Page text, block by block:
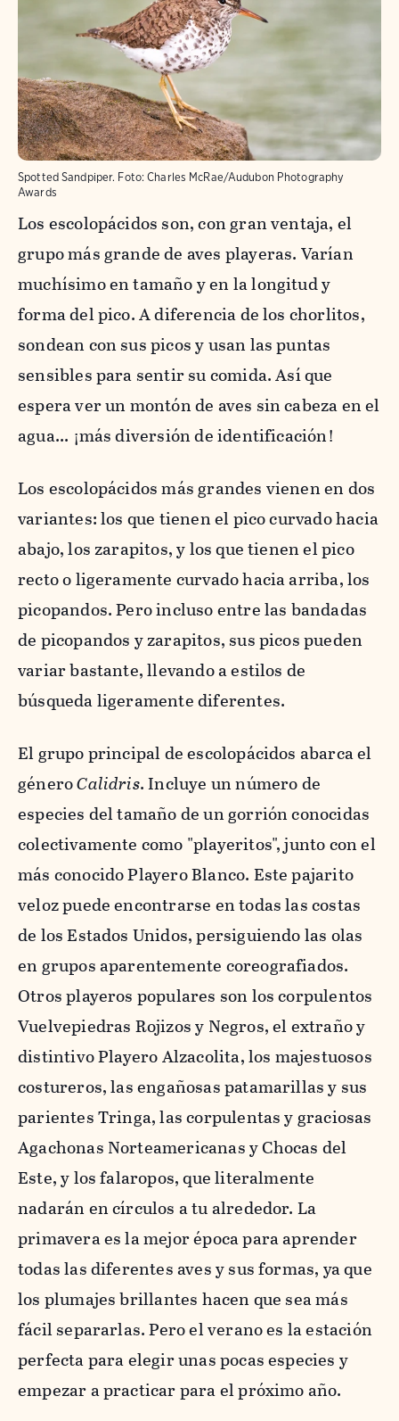
Spotted Sandpiper. Foto: Charles McRae/Audubon Photography
Awards
Los escolopácidos son, con gran ventaja, el
grupo más grande de aves playeras. Varían
muchísimo en tamaño y en la longitud y
forma del pico. A diferencia de los chorlitos,
sondean con sus picos y usan las puntas
sensibles para sentir su comida. Así que
espera ver un montón de aves sin cabeza en el
agua... ¡más diversión de identificación!
Los escolopácidosmás grandes vienen en dos
variantes: los que tienen el pico curvado hacia
abajo, los zarapitos, y los que tienen el pico
recto o ligeramente curvado hacia arriba, los
picopandos. Pero incluso entre las bandadas
de picopandos y zarapitos, sus picos pueden
variar bastante, llevando a estilos de
búsqueda ligeramente diferentes.
El grupo principal deescolopácidos abarca el
géneroCalidris. Incluye un número de
especies del tamaño de un gorrión conocidas
colectivamente como "playeritos", junto con el
más conocido Playero Blanco. Este pajarito
veloz puede encontrarse en todas las costas
de los Estados Unidos, persiguiendo las olas
en grupos aparentemente coreografiados.
Otros playeros populares son los corpulentos
Vuelvepiedras Rojizos y Negros, el extraño y
distintivo Playero Alzacolita, los majestuosos
costureros, las engañosas patamarillas y sus
parientes Tringa, las corpulentas y graciosas
Agachonas Norteamericanas y Chocas del
Este, y los falaropos, que literalmente
nadarán en círculos a tu alrededor. La
primavera es la mejor época para aprender
todas las diferentes aves y sus formas, ya que
los plumajes brillantes hacen que sea más
fácil separarlas. Pero el verano es la estación
perfecta para elegir unas pocas especies y
empezar a practicar para el próximo año.